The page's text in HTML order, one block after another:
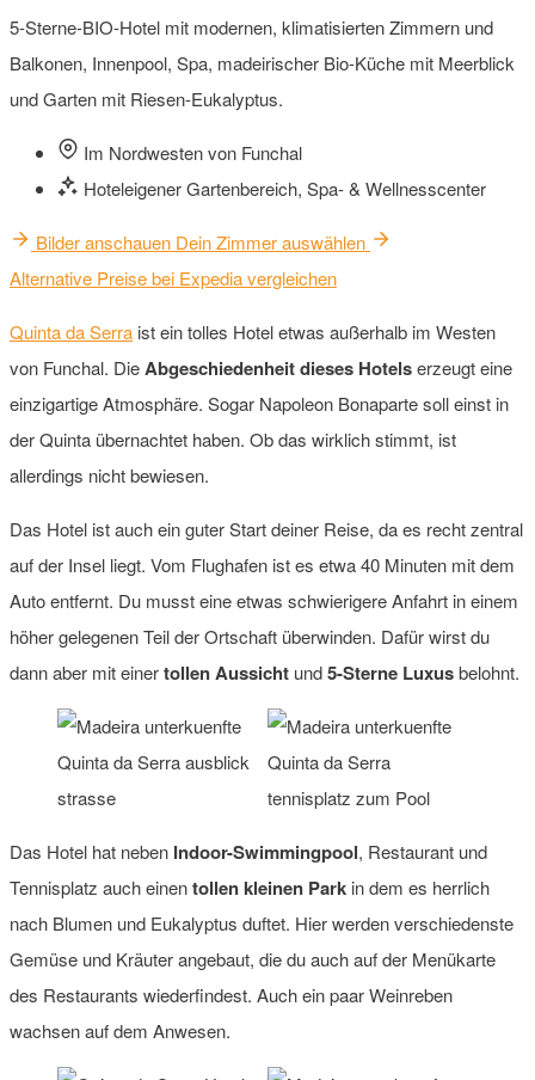
5-Sterne-BIO-Hotel mit modernen, klimatisierten Zimmern und
Balkonen, Innenpool, Spa, madeirischer Bio-Küche mit Meerblick
und Garten mit Riesen-Eukalyptus.
Im Nordwesten von Funchal
Hoteleigener Gartenbereich, Spa- & Wellnesscenter
Bilder anschauen Dein Zimmer auswählen
Alternative Preise bei Expedia vergleichen
Quinta da Serra ist ein tolles Hotel etwas außerhalb im Westen
von Funchal. DieAbgeschiedenheit dieses Hotelserzeugt eine
einzigartige Atmosphäre. Sogar Napoleon Bonaparte soll einst in
der Quinta übernachtet haben. Ob das wirklich stimmt, ist
allerdings nicht bewiesen.
Das Hotel ist auch ein guter Start deiner Reise, da es recht zentral
auf der Insel liegt. Vom Flughafen ist es etwa 40 Minuten mit dem
Auto entfernt. Du musst eine etwas schwierigere Anfahrt in einem
höher gelegenen Teil der Ortschaft überwinden. Dafür wirst du
dann aber mit einertollen Aussicht und5-Sterne Luxusbelohnt.
Das Hotel hat neben Indoor-Swimmingpool, Restaurant und
Tennisplatz auch einentollen kleinen Park in dem es herrlich
nach Blumen und Eukalyptus duftet. Hier werden verschiedenste
Gemüse und Kräuter angebaut, die du auch auf der Menükarte
des Restaurants wiederfindest. Auch ein paar Weinreben
wachsen auf dem Anwesen.